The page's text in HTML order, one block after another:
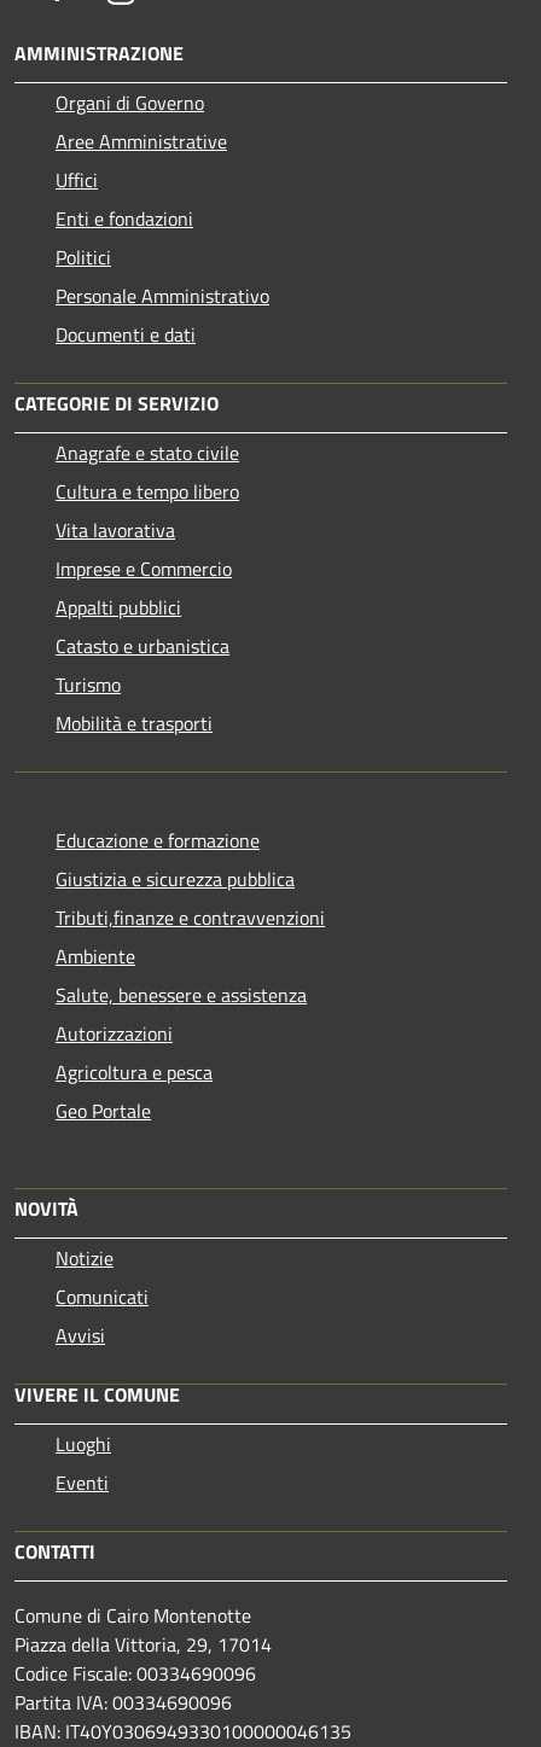
AMMINISTRAZIONE
Organi di Governo
Aree Amministrative
Uffici
Enti e fondazioni
Politici
Personale Amministrativo
Documenti e dati
CATEGORIE DI SERVIZIO
Anagrafe e stato civile
Cultura e tempo libero
Vita lavorativa
Imprese e Commercio
Appalti pubblici
Catasto e urbanistica
Turismo
Mobilità e trasporti
Educazione e formazione
Giustizia e sicurezza pubblica
Tributi,finanze e contravvenzioni
Ambiente
Salute, benessere e assistenza
Autorizzazioni
Agricoltura e pesca
Geo Portale
NOVITÀ
Notizie
Comunicati
Avvisi
VIVERE IL COMUNE
Luoghi
Eventi
CONTATTI
Comune di Cairo Montenotte
Piazza della Vittoria, 29, 17014
Codice Fiscale: 00334690096
Partita IVA: 00334690096
IBAN: IT40Y0306949330100000046135